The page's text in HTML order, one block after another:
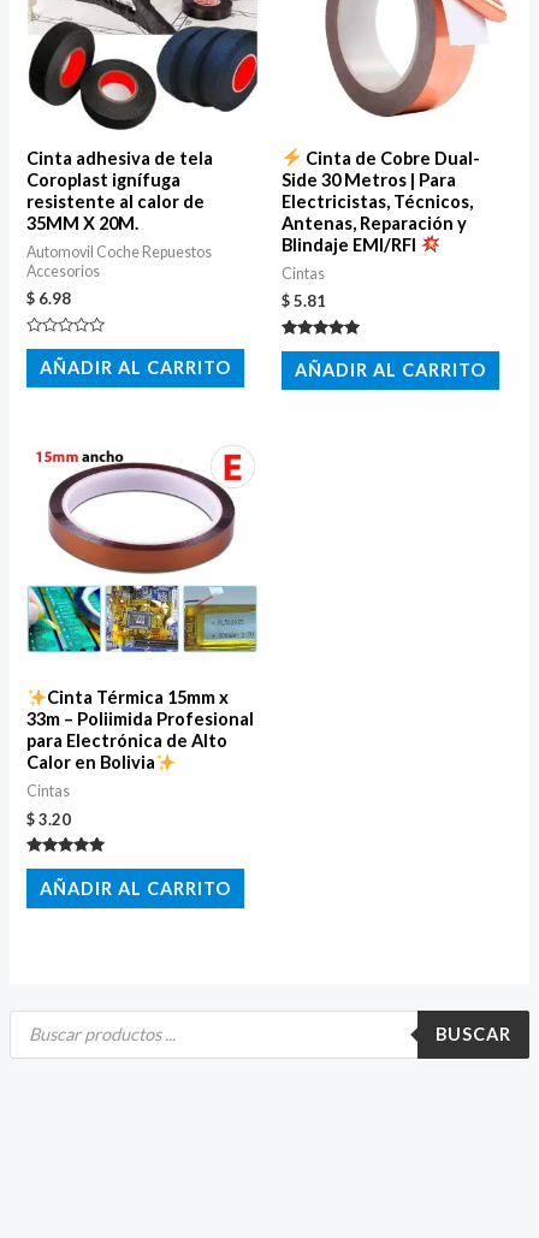
B
BUSCAR
Cinta adhesiva de tela
Coroplast ignífuga
resistente al calor de
35MM X 20M.
Automovil Coche Repuestos
Accesorios
$ 6.98
Valorado
con
de
AÑADIR AL CARRITO
Cinta de Cobre Dual-
Side 30 Metros | Para
Electricistas, Técnicos,
Antenas, Reparación y
Blindaje EMI/RFI
Cintas
$5.81
Valorado
con
5.00
de 5
AÑADIR AL CARRITO
Cinta Térmica 15mm x
33m – Poliimida Profesional
para Electrónica de Alto
Calor en Bolivia
Cintas
$3.20
Valorado
con
5.00
de 5
AÑADIR AL CARRITO